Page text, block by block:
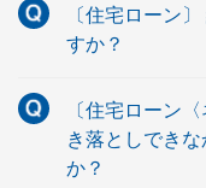
〔住宅ローン
すか？
〔住宅ローン
き落としでき
か？